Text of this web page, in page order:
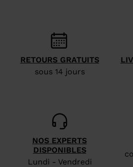
RETOURS GRATUITS
sous 14 jours
NOS EXPERTS
DISPONIBLES
Lundi - Vendredi